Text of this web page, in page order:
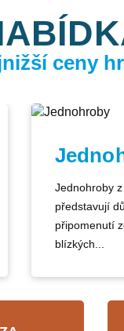
ceny
Jednohroby
představují
připomenutí
blízkých...